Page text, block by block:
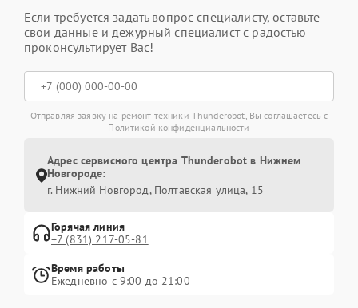
Если требуется задать вопрос специалисту, оставьте
свои данные и дежурный специалист с радостью
проконсультирует Вас!
Отправляя заявку на ремонт техники Thunderobot, Вы соглашаетесь с
Политикой конфиденциальности
Адрес сервисного центра Thunderobot в Нижнем
Новгороде:
г. Нижний Новгород, Полтавская улица, 15
Горячая линия
+7 (831) 217-05-81
Время работы
Ежедневно с 9:00 до 21:00